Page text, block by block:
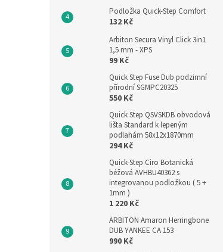
Podložka Quick-Step Comfort
132 Kč
Arbiton Secura Vinyl Click 3in1
1,5 mm - XPS
99 Kč
Quick Step Fuse Dub podzimní
přírodní SGMPC20325
550 Kč
Quick Step QSVSKDB obvodová
lišta Standard k lepeným
podlahám 58x12x1870mm
294 Kč
Quick-Step Ciro Botanická
béžová AVHBU40362 s
integrovanou podložkou ( 5 +
1mm )
1 220 Kč
ARBITON Amaron Herringbone
DUB YANKEE CA 153
990 Kč